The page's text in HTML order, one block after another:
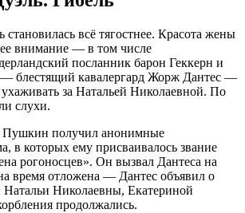
всё тягостнее. Красота жены
внимание — в том числе
посланник барон Геккерн и
блестящий кавалергард Жорж Дантес —
за Натальей Николаевной. По
слухи.
Пушкин получил анонимные
в которых ему присваивалось звание
рогоносцев». Он вызвал Дантеса на
время отложена — Дантес объявил о
Натальи Николаевны, Екатериной
продолжались.